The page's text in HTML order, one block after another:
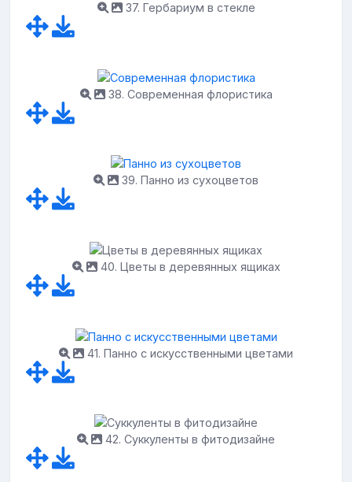
37. Гербариум в стекле
38. Современная флористика
39. Панно из сухоцветов
40. Цветы в деревянных ящиках
41. Панно с искусственными цветами
42. Суккуленты в фитодизайне